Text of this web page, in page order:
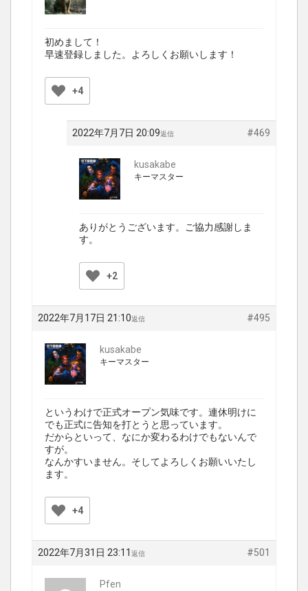
初めまして！
早速登録しました。よろしくお願いします！
+4
2022年7月7日 20:09 #469
返信
kusakabe
キーマスター
ありがとうございます。ご協力感謝しま
す。
+2
2022年7月17日 21:10 #495
返信
kusakabe
キーマスター
というわけで正式オープン気味です。連休明けに
でも正式に告知を打とうと思っています。
だからといって、なにか変わるわけでもないんで
すが。
なんかすいません。そしてよろしくお願いいたし
ます。
+4
2022年7月31日 23:11 #501
返信
Pfen